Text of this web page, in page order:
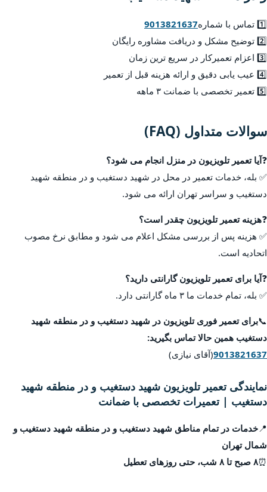
1️⃣ تماس با شماره
9013821637
2️⃣ توضیح مشکل و دریافت مشاوره رایگان
3️⃣ اعزام تعمیرکار در سریع ترین زمان
4️⃣ عیب یابی دقیق و ارائه هزینه قبل از تعمیر
5️⃣ تعمیر تخصصی با ضمانت ۳ ماهه
سوالات متداول (FAQ)
❓آیا تعمیر تلویزیون در منزل انجام می شود؟
✅ بله، خدمات تعمیر در محل در شهید دستغیب و در منطقه شهید
دستغیب و سراسر تهران ارائه می شود.
❓هزینه تعمیر تلویزیون چقدر است؟
✅ هزینه پس از بررسی مشکل اعلام می شود و مطابق نرخ مصوب
اتحادیه است.
❓آیا برای تعمیر تلویزیون گارانتی دارید؟
✅ بله، تمام خدمات ما ۳ ماه گارانتی دارد.
📞برای تعمیر فوری تلویزیون در شهید دستغیب و در منطقه شهید
دستغیب همین حالا تماس بگیرید:
9013821637(آقای نیازی)
نمایندگی تعمیر تلویزیون شهید دستغیب و در منطقه شهید
دستغیب | تعمیرات تخصصی با ضمانت
📍خدمات در تمام مناطق شهید دستغیب و در منطقه شهید دستغیب و
شمال تهران
⏰۸ صبح تا ۸ شب، حتی روزهای تعطیل